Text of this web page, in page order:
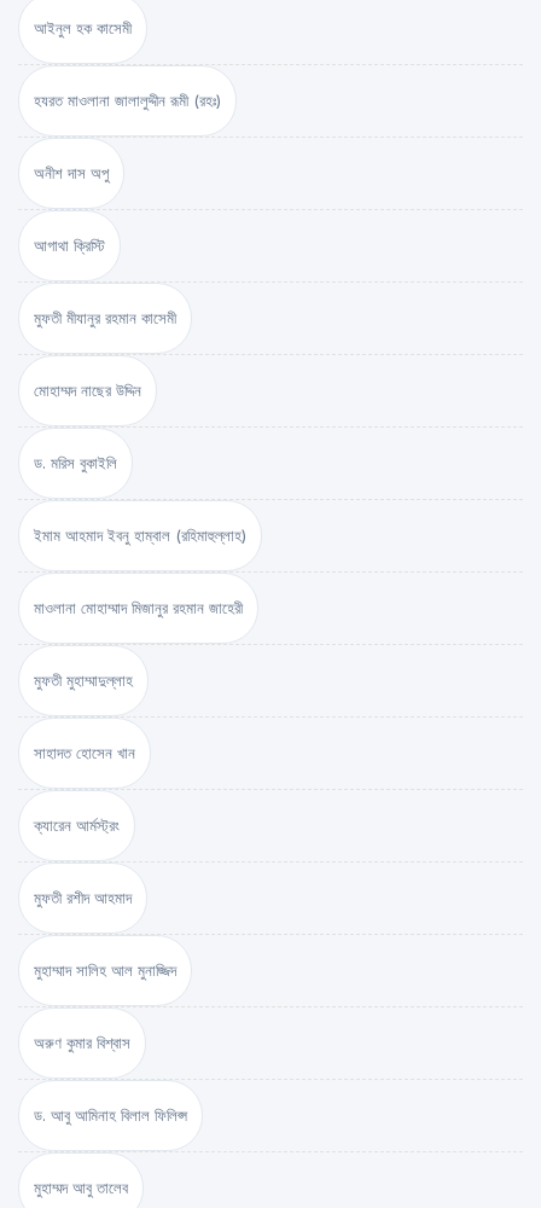
আইনুল হক কাসেমী
হযরত মাওলানা জালালুদ্দীন রূমী (রহঃ)
অনীশ দাস অপু
আগাথা ক্রিস্টি
মুফতী মীযানুর রহমান কাসেমী
মোহাম্মদ নাছের উদ্দিন
ড. মরিস বুকাইলি
ইমাম আহমাদ ইবনু হাম্বাল (রহিমাহুল্লাহ)
মাওলানা মোহাম্মাদ মিজানুর রহমান জাহেরী
মুফতী মুহাম্মাদুল্লাহ
সাহাদত হোসেন খান
ক্যারেন আর্মস্ট্রং
মুফতী রশীদ আহমাদ
মুহাম্মাদ সালিহ আল মুনাজ্জিদ
অরুণ কুমার বিশ্বাস
ড. আবু আমিনাহ বিলাল ফিলিপ্স
মুহাম্মদ আবু তালেব